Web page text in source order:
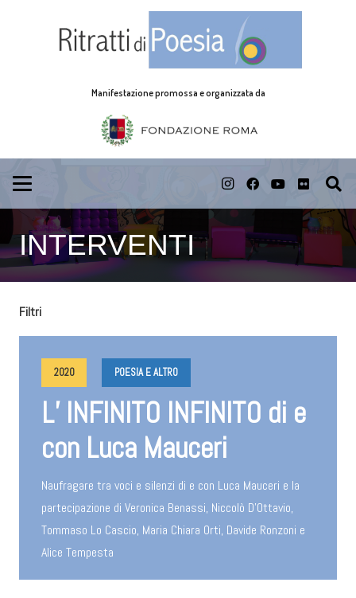
Manifestazione promossa e organizzata da
INTERVENTI
Filtri
2020 POESIA E ALTRO
L’ INFINITO INFINITO di e
con Luca Mauceri
Naufragare tra voci e silenzi di e con Luca Mauceri e la
partecipazione di Veronica Benassi, Niccolò D'Ottavio,
Tommaso Lo Cascio, Maria Chiara Orti, Davide Ronzoni e
Alice Tempesta